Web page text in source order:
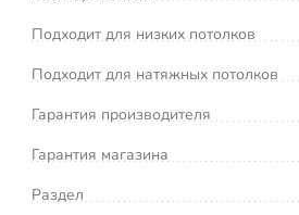
Подходит для низких потолков
Подходит для натяжных потолков
Гарантия производителя
Гарантия магазина
Раздел